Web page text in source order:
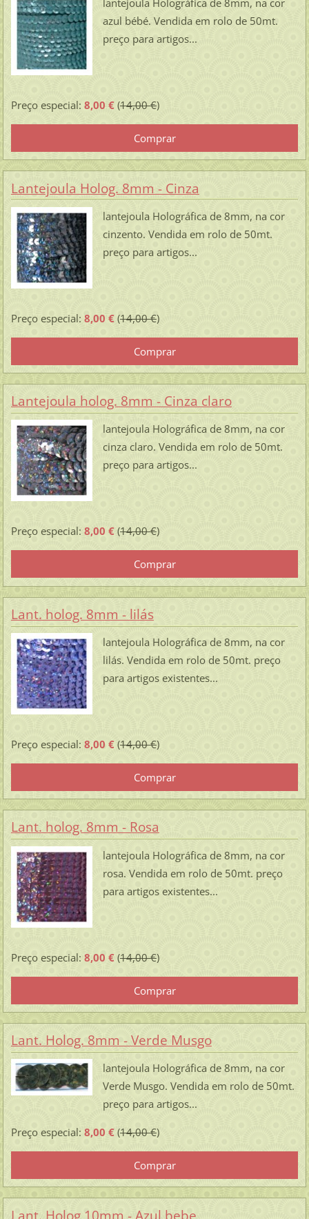
lantejoula Holográfica de 8mm, na cor
azul bébé. Vendida em rolo de 50mt.
preço para artigos...
Preço especial: 8,00 €(14,00 €)
Lantejoula Holog. 8mm - Cinza
lantejoula Holográfica de 8mm, na cor
cinzento. Vendida em rolo de 50mt.
preço para artigos...
Preço especial: 8,00 €(14,00 €)
Lantejoula holog. 8mm - Cinza claro
lantejoula Holográfica de 8mm, na cor
cinza claro. Vendida em rolo de 50mt.
preço para artigos...
Preço especial: 8,00 €(14,00 €)
Lant. holog. 8mm - lilás
lantejoula Holográfica de 8mm, na cor
lilás. Vendida em rolo de 50mt. preço
para artigos existentes...
Preço especial: 8,00 €(14,00 €)
Lant. holog. 8mm - Rosa
lantejoula Holográfica de 8mm, na cor
rosa. Vendida em rolo de 50mt. preço
para artigos existentes...
Preço especial: 8,00 €(14,00 €)
Lant. Holog. 8mm - Verde Musgo
lantejoula Holográfica de 8mm, na cor
Verde Musgo. Vendida em rolo de 50mt.
preço para artigos...
Preço especial: 8,00 €(14,00 €)
Lant. Holog 10mm - Azul bebe